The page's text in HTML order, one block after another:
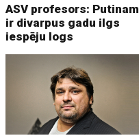
ASV profesors: Putinam
ir divarpus gadu ilgs
iespēju logs